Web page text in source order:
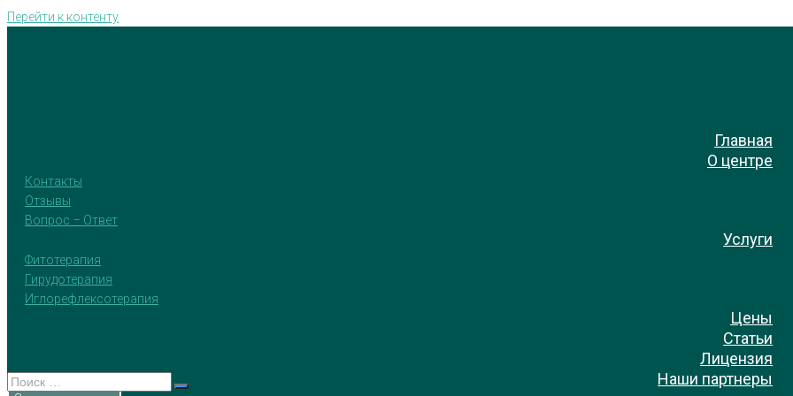
Перейти к контенту
Главная
О центре
Контакты
Отзывы
Вопрос – Ответ
Услуги
Фитотерапия
Гирудотерапия
Иглорефлексотерапия
Цены
Статьи
Лицензия
Наши партнеры